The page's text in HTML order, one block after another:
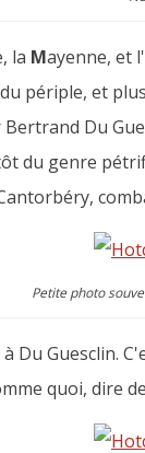
la Mayenne, et l'
périple, et
Du
du genre
Petite photo
Du Guesclin.
quoi, dire